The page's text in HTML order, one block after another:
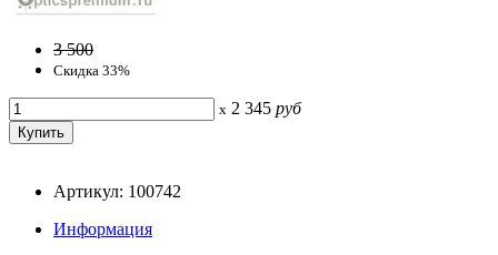
3 500
Скидка 33%
x 2 345 руб
Артикул: 100742
Информация